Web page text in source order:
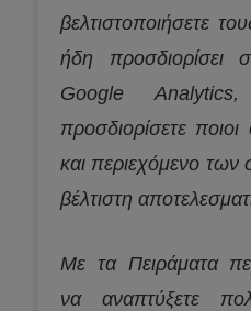
βελτιστοποιήσετε
ήδη προσδιορίσει
Google
προσδιορίσετε ποιοι
και περιεχόμενο των
βέλτιστη
Με τα Πειράματα
να αναπτύξετε